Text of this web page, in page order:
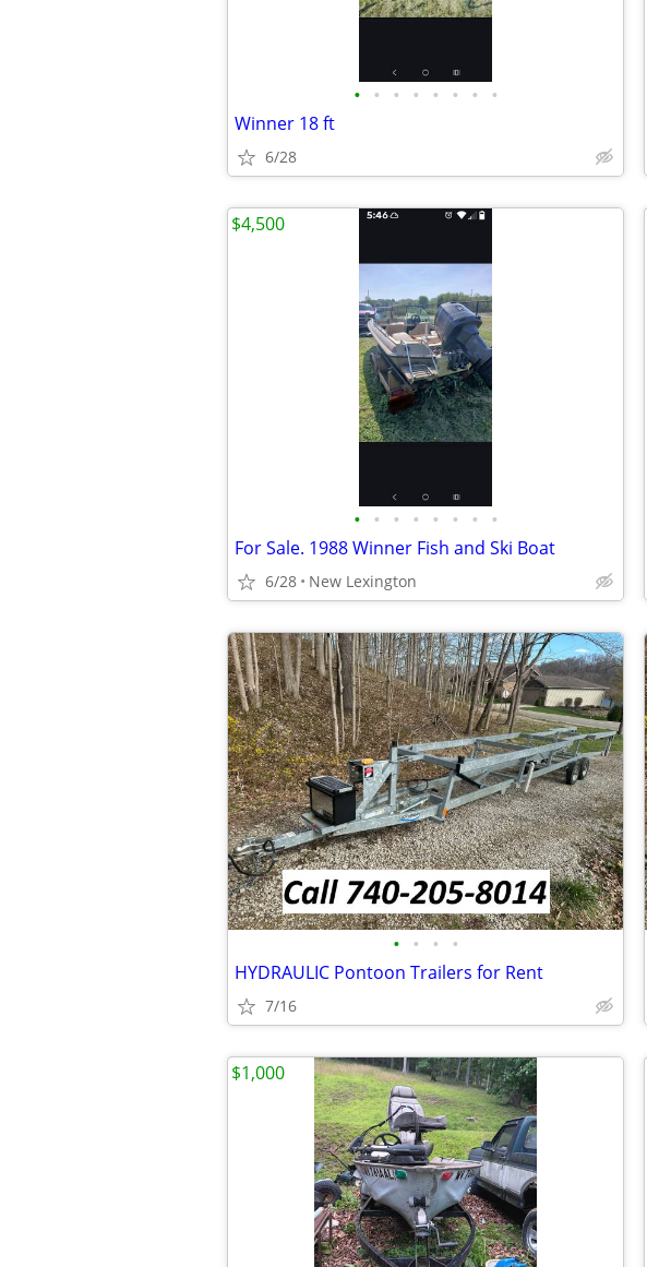
• • • • • • • •
Winner 18 ft
6/28
• • • • • • • •
For Sale. 1988 Winner Fish and Ski Boat
6/28 New Lexington
$4,500
• • • •
HYDRAULIC Pontoon Trailers for Rent
7/16
$1,000